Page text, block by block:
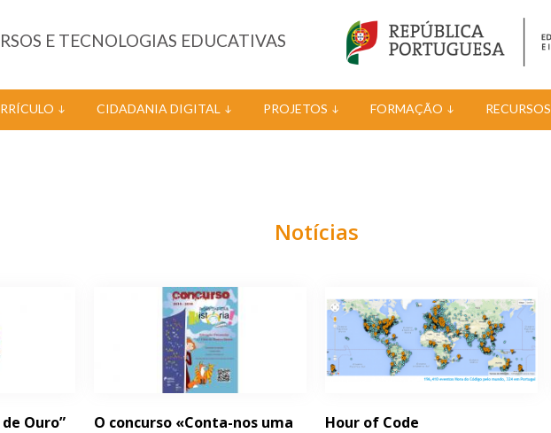
E TECNOLOGIAS EDUCATIVAS
CIDADANIA DIGITAL PROJETOS FORMAÇÃO RECURSOS
Notícias
Ouro”
O concurso «Conta-nos uma
Hour of Code